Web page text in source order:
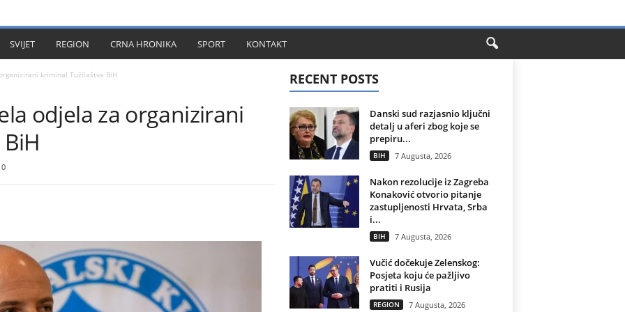
SVIJET REGION CRNA HRONIKA SPORT KONTAKT
kriminal Tužilaštva BiH
odjela za organizirani
0
RECENT POSTS
Danski sud razjasnio ključni
detalj u aferi zbog koje se
prepiru...
BIH 7 Augusta, 2026
Nakon rezolucije iz Zagreba
Konaković otvorio pitanje
zastupljenosti Hrvata, Srba
i...
BIH 7 Augusta, 2026
Vučić dočekuje Zelenskog:
Posjeta koju će pažljivo
pratiti i Rusija
REGION 7 Augusta, 2026